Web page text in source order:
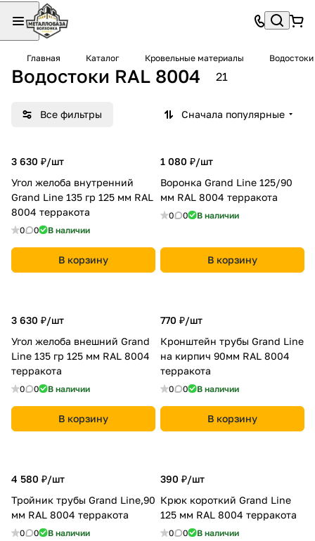
Главная Каталог Кровельные материалы Водостоки
Водостоки RAL 8004 21
Все фильтры Сначала популярные
3 630 ₽/шт
Угол желоба внутренний
Grand Line 135 гр 125 мм RAL
8004 терракота
0 0 В наличии
В корзину
1 080 ₽/шт
Воронка Grand Line 125/90
мм RAL 8004 терракота
0 0 В наличии
В корзину
3 630 ₽/шт
Угол желоба внешний Grand
Line 135 гр 125 мм RAL 8004
терракота
0 0 В наличии
В корзину
770 ₽/шт
Кронштейн трубы Grand Line
на кирпич 90мм RAL 8004
терракота
0 0 В наличии
В корзину
4 580 ₽/шт
Тройник трубы Grand Line,90
мм RAL 8004 терракота
0 0 В наличии
390 ₽/шт
Крюк короткий Grand Line
125 мм RAL 8004 терракота
0 0 В наличии